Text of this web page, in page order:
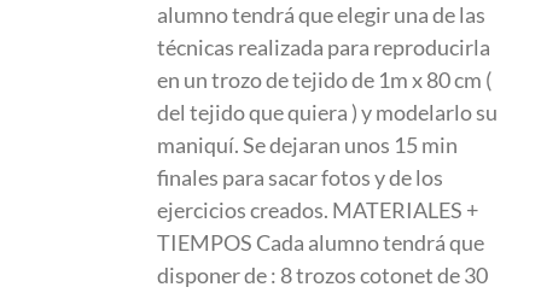
alumno tendrá que elegir una de las
técnicas realizada para reproducirla
en un trozo de tejido de 1m x 80 cm (
del tejido que quiera ) y modelarlo su
maniquí. Se dejaran unos 15 min
finales para sacar fotos y de los
ejercicios creados. MATERIALES +
TIEMPOS Cada alumno tendrá que
disponer de : 8 trozos cotonet de 30